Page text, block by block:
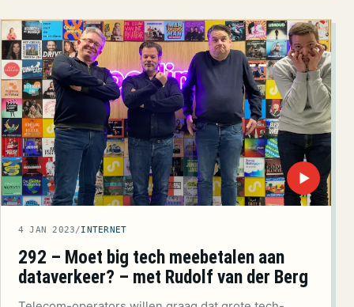
▶
4 JAN 2023/INTERNET
292 – Moet big tech meebetalen aan
dataverkeer? – met Rudolf van der Berg